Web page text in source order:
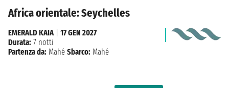
Africa orientale: Seychelles
EMERALD KAIA
17 GEN 2027
Durata: 7 notti
Partenza da: Mahé Sbarco: Mahé